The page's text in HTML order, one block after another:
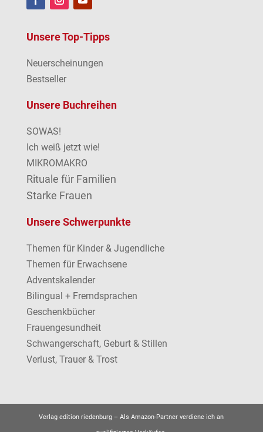
Unsere Top-Tipps
Neuerscheinungen
Bestseller
Unsere Buchreihen
SOWAS!
Ich weiß jetzt wie!
MIKROMAKRO
Rituale für Familien
Starke Frauen
Unsere Schwerpunkte
Themen für Kinder & Jugendliche
Themen für Erwachsene
Adventskalender
Bilingual + Fremdsprachen
Geschenkbücher
Frauengesundheit
Schwangerschaft, Geburt & Stillen
Verlust, Trauer & Trost
Verlag edition riedenburg –Als Amazon-Partner verdiene ich an